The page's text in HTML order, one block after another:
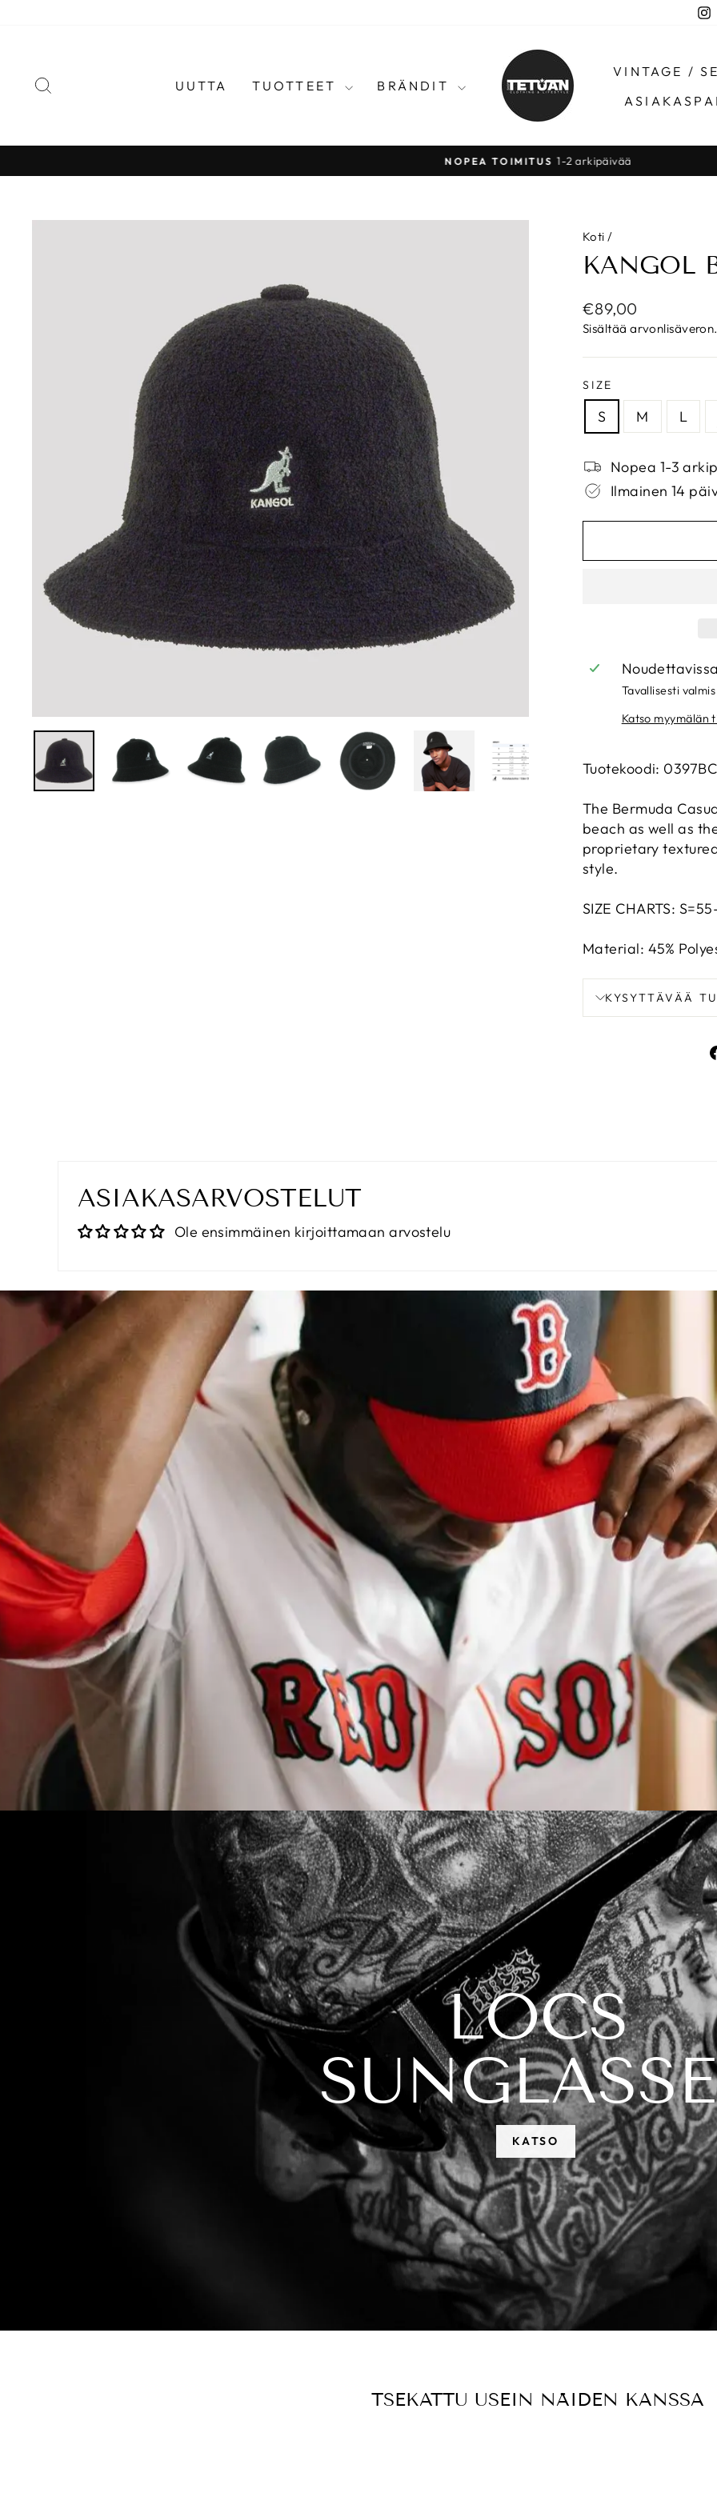
UUTTA TUOTTEET BRÄNDIT
VINTAGE /
Pysäytä
NOPEA TOIMITUS 1-2 arkipäivää
Koti /
KANGOL
Normaalihinta
€89,00
Sisältää
SIZE
S M L
Nopea 1-3
Ilmainen 14
Tavallisesti
Katso myymälän
Tuotekoodi: 0397BC
The Bermuda
beach as well as
proprietary
style.
SIZE CHARTS:
Material: 45%
KYSYTTÄVÄÄ
ASIAKASARVOSTELUT
Ole ensimmäinen kirjoittamaan arvostelu
LOCS
KATSO
TSEKATTU USEIN NÄIDEN KANSSA